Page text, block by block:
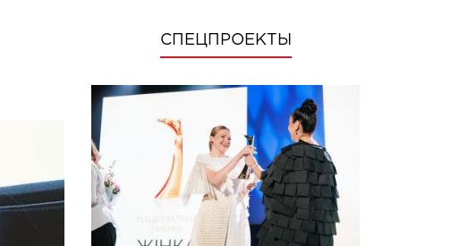
СПЕЦПРОЕКТЫ